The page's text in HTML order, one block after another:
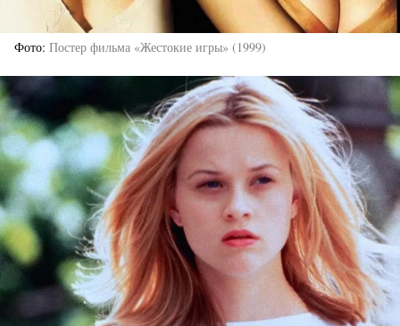
Фото Постер фильма «Жестокие игры» (1999)